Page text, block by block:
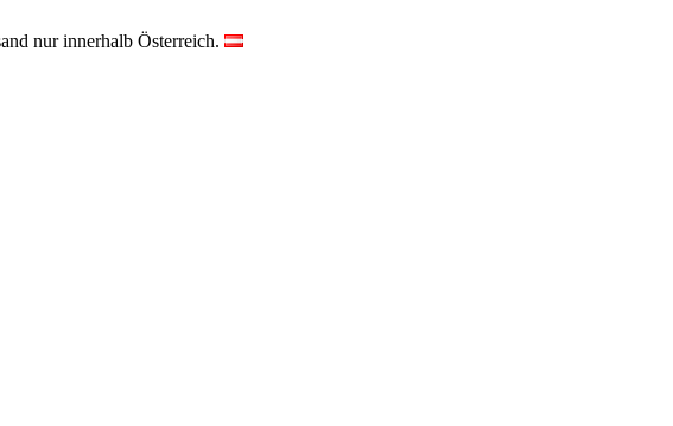
nur innerhalb Österreich.